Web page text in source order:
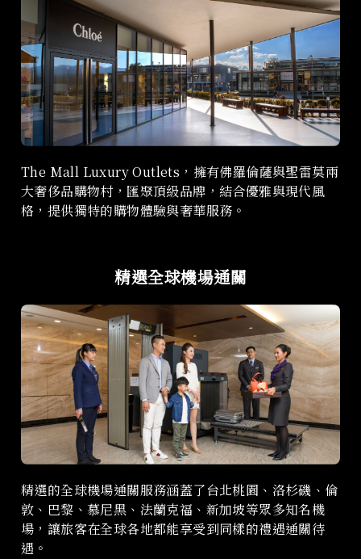
The Mall Luxury Outlets，擁有佛羅倫薩與聖雷莫兩
大奢侈品購物村，匯聚頂級品牌，結合優雅與現代風
格，提供獨特的購物體驗與奢華服務。
精選全球機場通關
精選的全球機場通關服務涵蓋了台北桃園、洛杉磯、倫
敦、巴黎、慕尼黑、法蘭克福、新加坡等眾多知名機
場，讓旅客在全球各地都能享受到同樣的禮遇通關待
遇。